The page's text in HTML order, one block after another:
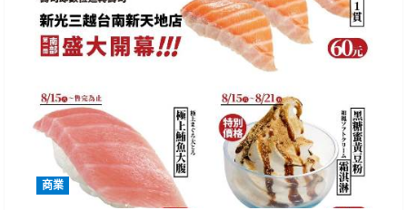
a
商業